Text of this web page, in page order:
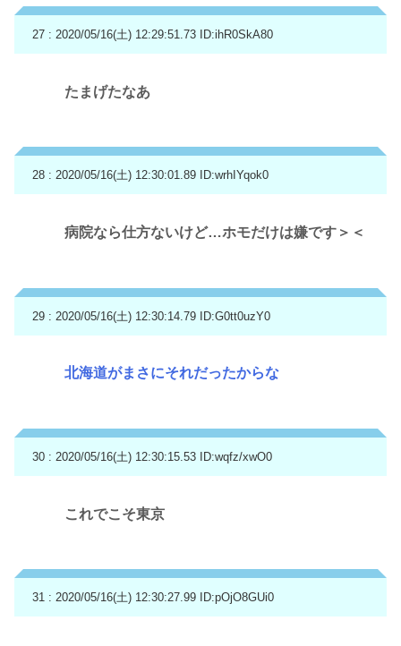
27 : 2020/05/16(土) 12:29:51.73 ID:ihR0SkA80
たまげたなあ
28 : 2020/05/16(土) 12:30:01.89 ID:wrhIYqok0
病院なら仕方ないけど…ホモだけは嫌です＞＜
29 : 2020/05/16(土) 12:30:14.79 ID:G0tt0uzY0
北海道がまさにそれだったからな
30 : 2020/05/16(土) 12:30:15.53 ID:wqfz/xwO0
これでこそ東京
31 : 2020/05/16(土) 12:30:27.99 ID:pOjO8GUi0